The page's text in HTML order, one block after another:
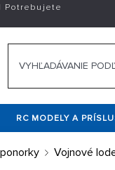
Potrebujete
RC MODELY A
Vojnové